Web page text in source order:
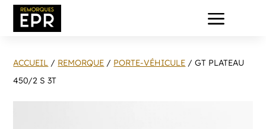
a
ACCUEIL / REMORQUE / PORTE-VÉHICULE / GT PLATEAU
450/2 S 3T